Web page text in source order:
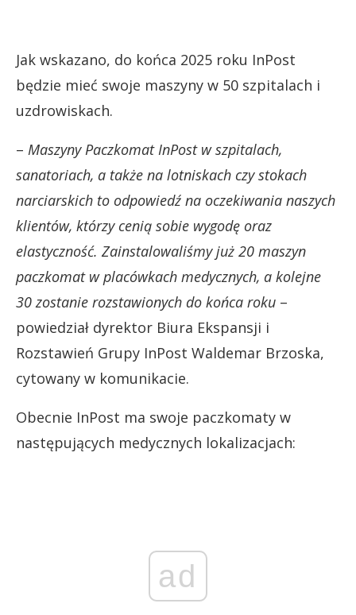
Jak wskazano, do końca 2025 roku InPost
będzie mieć swoje maszyny w 50 szpitalach i
uzdrowiskach.
– Maszyny Paczkomat InPost w szpitalach,
sanatoriach, a także na lotniskach czy stokach
narciarskich to odpowiedź na oczekiwania naszych
klientów, którzy cenią sobie wygodę oraz
elastyczność. Zainstalowaliśmy już 20 maszyn
paczkomat w placówkach medycznych, a kolejne
30 zostanie rozstawionych do końca roku –
powiedział dyrektor Biura Ekspansji i
Rozstawień Grupy InPost Waldemar Brzoska,
cytowany w komunikacie.
Obecnie InPost ma swoje paczkomaty w
następujących medycznych lokalizacjach:
ad